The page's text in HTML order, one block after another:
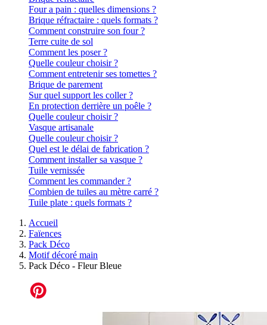
Four a pain : quelles dimensions ?
Brique réfractaire : quels formats ?
Comment construire son four ?
Terre cuite de sol
Comment les poser ?
Quelle couleur choisir ?
Comment entretenir ses tomettes ?
Brique de parement
Sur quel support les coller ?
En protection derrière un poêle ?
Quelle couleur choisir ?
Vasque artisanale
Quelle couleur choisir ?
Quel est le délai de fabrication ?
Comment installer sa vasque ?
Tuile vernissée
Comment les commander ?
Combien de tuiles au mètre carré ?
Tuile plate : quels formats ?
Accueil
Faïences
Pack Déco
Motif décoré main
Pack Déco - Fleur Bleue